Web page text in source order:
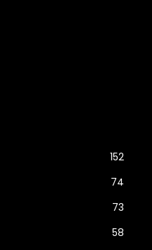
152
74
73
58